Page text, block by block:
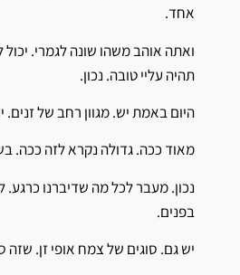
אחד.
ואתה אוהב משהו שונה לגמרי.
תהיה עליי טובה. נכון.
היום באמת יש. מגוון רחב של זנים.
מאוד ככה. גדולה נקרא לזה ככה.
נכון. מעבר לכל מה שדיברנו
בפנים.
יש גם. סוגים של צמח אופי זן. שזה